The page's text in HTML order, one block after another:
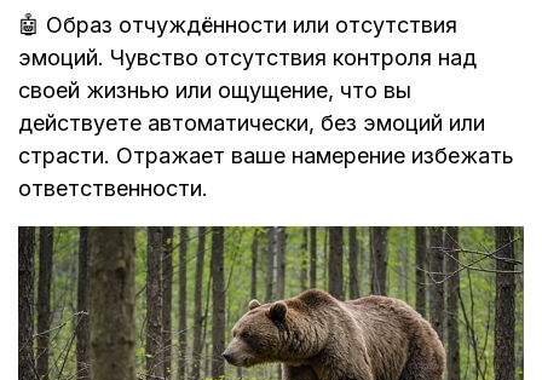
🤖 Образ отчуждённости или отсутствия
эмоций. Чувство отсутствия контроля над
своей жизнью или ощущение, что вы
действуете автоматически, без эмоций или
страсти. Отражает ваше намерение избежать
ответственности.